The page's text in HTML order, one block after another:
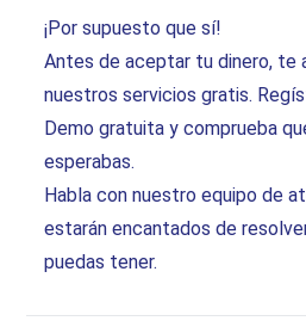
¡Por supuesto que sí!
Antes de aceptar tu dinero, te
nuestros servicios gratis.
Demo gratuita y comprueba
esperabas.
Habla con nuestro equipo de
estarán encantados de
puedas tener.